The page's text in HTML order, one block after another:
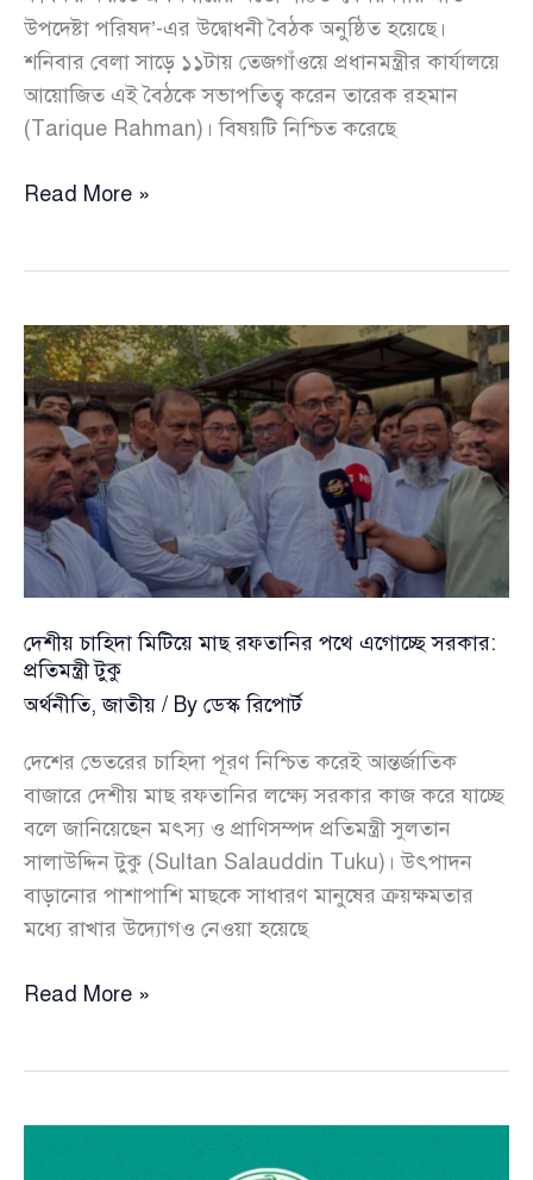
উপদেষ্টা পরিষদ’-এর উদ্বোধনী বৈঠক অনুষ্ঠিত হয়েছে।
শনিবার বেলা সাড়ে ১১টায় তেজগাঁওয়ে প্রধানমন্ত্রীর কার্যালয়ে
আয়োজিত এই বৈঠকে সভাপতিত্ব করেন তারেক রহমান
(Tarique Rahman)। বিষয়টি নিশ্চিত করেছে
প্রধানমন্ত্রীর
উপদেষ্টা
পরিষদের
প্রথম
বৈঠক,
বিনিয়োগ
পরিবেশে
নতুন
দিগন্তের
ইঙ্গিত
Read More »
দেশীয় চাহিদা মিটিয়ে মাছ রফতানির পথে এগোচ্ছে সরকার:
প্রতিমন্ত্রী টুকু
অর্থনীতি,জাতীয় / By ডেস্ক রিপোর্ট
দেশের ভেতরের চাহিদা পূরণ নিশ্চিত করেই আন্তর্জাতিক
বাজারে দেশীয় মাছ রফতানির লক্ষ্যে সরকার কাজ করে যাচ্ছে
বলে জানিয়েছেন মৎস্য ও প্রাণিসম্পদ প্রতিমন্ত্রী সুলতান
সালাউদ্দিন টুকু (Sultan Salauddin Tuku)। উৎপাদন
বাড়ানোর পাশাপাশি মাছকে সাধারণ মানুষের ক্রয়ক্ষমতার
মধ্যে রাখার উদ্যোগও নেওয়া হয়েছে
দেশীয়
রফতানির
Read More »